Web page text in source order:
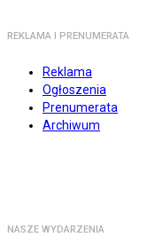
REKLAMA I PRENUMERATA
Reklama
Ogłoszenia
Prenumerata
Archiwum
NASZE WYDARZENIA